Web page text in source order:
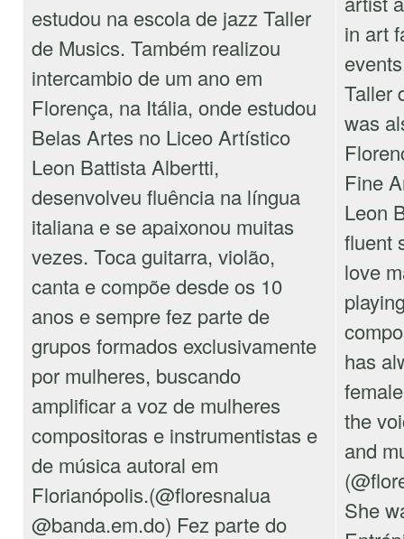
estudou na escola de jazz Taller
de Musics. Também realizou
intercambio de um ano em
Florença, na Itália, onde estudou
Belas Artes no Liceo Artístico
Leon Battista Albertti,
desenvolveu fluência na língua
italiana e se apaixonou muitas
vezes. Toca guitarra, violão,
canta e compõe desde os 10
anos e sempre fez parte de
grupos formados exclusivamente
por mulheres, buscando
amplificar a voz de mulheres
compositoras e instrumentistas e
de música autoral em
Florianópolis.(@floresnalua
@banda.em.do) Fez parte do
in art
Taller
was
Fine
Leon
fluent
love
has
the
and
She